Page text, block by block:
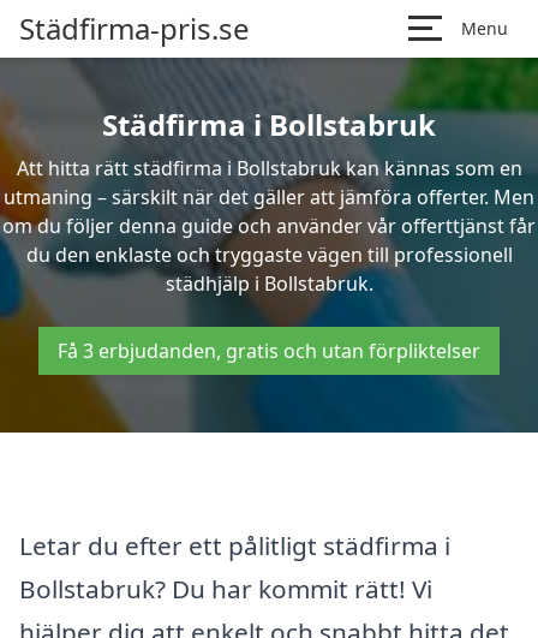
Städfirma-pris.se Menu
Städfirma i Bollstabruk
Att hitta rätt städfirma i Bollstabruk kan kännas som en
utmaning – särskilt när det gäller att jämföra offerter. Men
om du följer denna guide och använder vår offerttjänst får
du den enklaste och tryggaste vägen till professionell
städhjälp i Bollstabruk.
Få 3 erbjudanden, gratis och utan förpliktelser
Letar du efter ett pålitligt städfirma i
Bollstabruk? Du har kommit rätt! Vi